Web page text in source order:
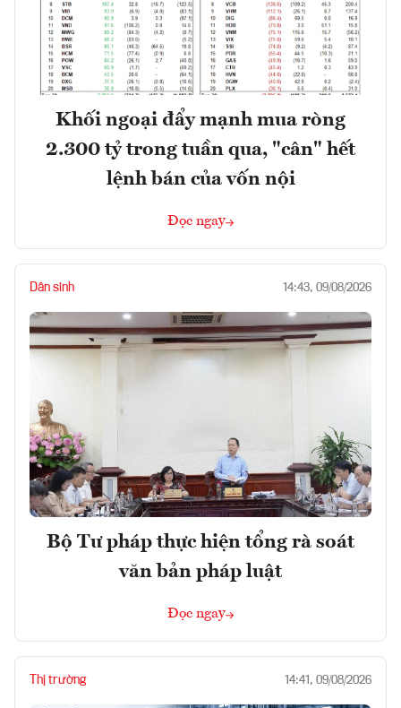
Khối ngoại đẩy mạnh mua ròng
2.300 tỷ trong tuần qua, "cân" hết
lệnh bán của vốn nội
Đọc ngay
Dân sinh 14:43, 09/08/2026
Bộ Tư pháp thực hiện tổng rà soát
văn bản pháp luật
Đọc ngay
Thị trường 14:41, 09/08/2026